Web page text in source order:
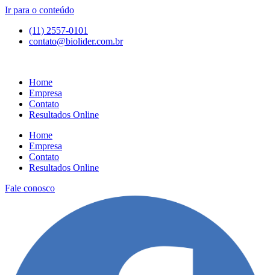
Ir para o conteúdo
(11) 2557-0101
contato@biolider.com.br
Home
Empresa
Contato
Resultados Online
Home
Empresa
Contato
Resultados Online
Fale conosco